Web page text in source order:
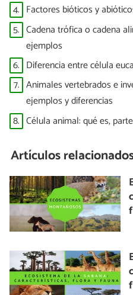
4. Factores bióticos y
5. Cadena trófica o cadena
ejemplos
6. Diferencia entre célula
7. Animales vertebrados e
ejemplos y diferencias
8. Célula animal: qué es,
Artículos